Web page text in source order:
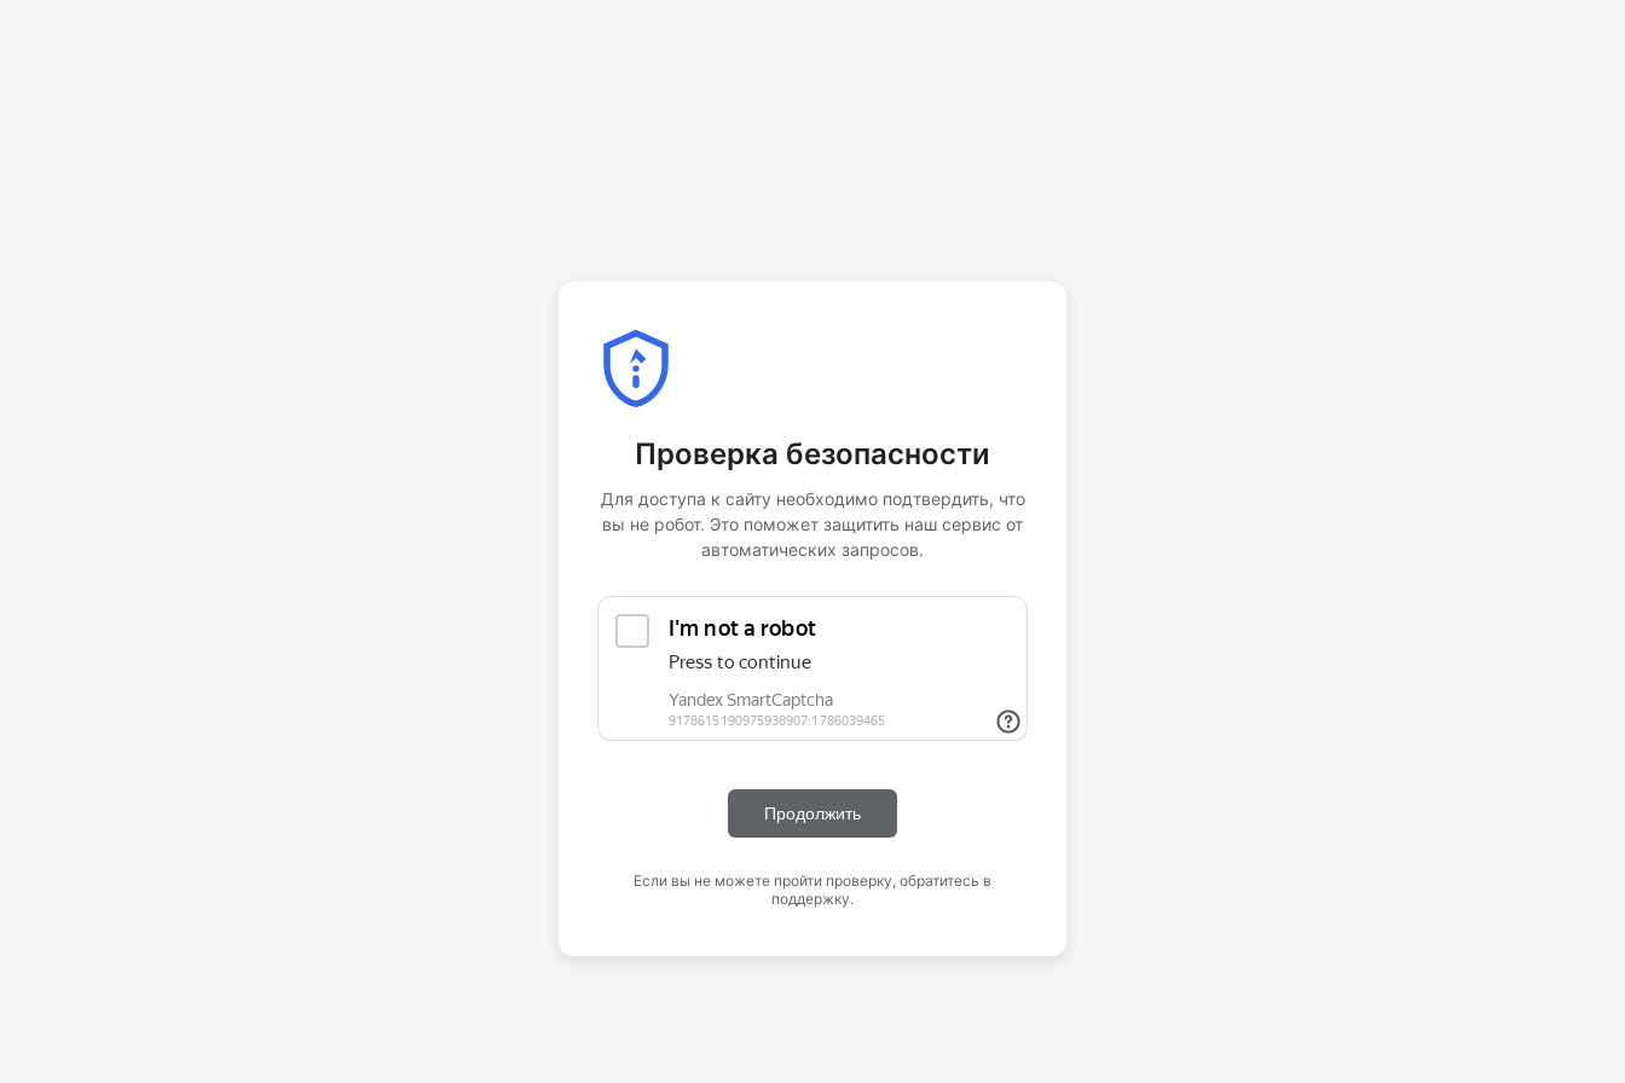
Проверка безопасности
Для доступа к сайту необходимо подтвердить, что
вы не робот. Это поможет защитить наш сервис от
автоматических запросов.
Продолжить
Если вы не можете пройти проверку, обратитесь в
поддержку.